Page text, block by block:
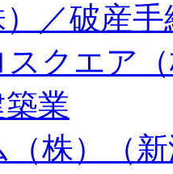
）／破産
スクエア
業
（株）（